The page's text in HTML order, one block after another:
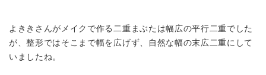
よききさんがメイクで作る二重まぶたは幅広の平行二重でした
が、整形ではそこまで幅を広げず、自然な幅の末広二重にして
いましたね。